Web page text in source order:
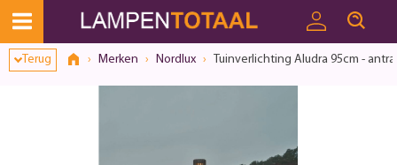
Terug Merken Nordlux Tuinverlichting Aludra 95cm -
Toestemmingsvenster geopend